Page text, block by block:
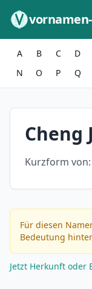
A B C D
N
O P Q
Cheng
Kurzform von:
Für diesen
Bedeutung
Jetzt Herkunft oder